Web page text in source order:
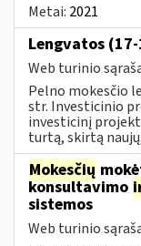
Metai: 2021
Lengvatos
Web turinio
Pelno mokesčio
str. Investicinio
investicinį
turtą, skirtą
Mokesčių
konsultavimo
sistemos
Web turinio